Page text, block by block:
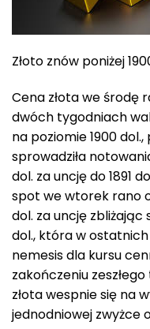
Złoto znów poniżej
Cena złota we środę
dwóch tygodniach
na poziomie 1900
sprowadziła
dol. za uncję do 1891
spot we wtorek rano
dol. za uncję zbliżając
dol., która w
nemesis dla kursu
zakończeniu
złota wespnie się na
jednodniowej zwyżce